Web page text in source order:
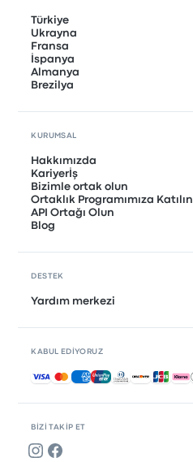
BIZI TAKIP ET
Türkiye
Ukrayna
Fransa
İspanya
Almanya
Brezilya
KURUMSAL
Hakkımızda
Kariyerİş
Bizimle ortak olun
Ortaklık Programımıza Katılın
API Ortağı Olun
Blog
DESTEK
Yardım merkezi
KABUL EDIYORUZ
Kabul edilen ödemeler